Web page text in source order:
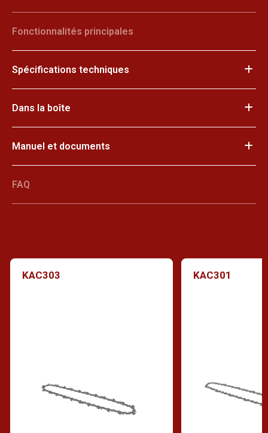
Fonctionnalités principales
Spécifications techniques
Dans la boîte
Manuel et documents
FAQ
KAC303 KAC301